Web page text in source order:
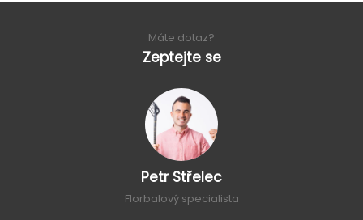
Máte dotaz?
Zeptejte se
Petr Střelec
Florbalový specialista